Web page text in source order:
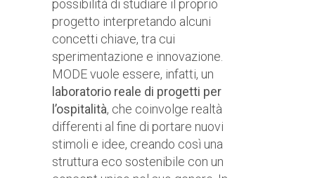
possibilità di studiare il proprio
progetto interpretando alcuni
concetti chiave, tra cui
sperimentazione e innovazione.
MODE vuole essere, infatti, un
laboratorio reale di progetti per
l’ospitalità, che coinvolge realtà
differenti al fine di portare nuovi
stimoli e idee, creando così una
struttura eco sostenibile con un